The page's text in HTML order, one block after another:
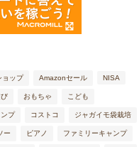
ョップ Amazonセール NISA
おもちゃ こども
プ コストコ ジャガイモ袋栽培
ー ピアノ ファミリーキャンプ